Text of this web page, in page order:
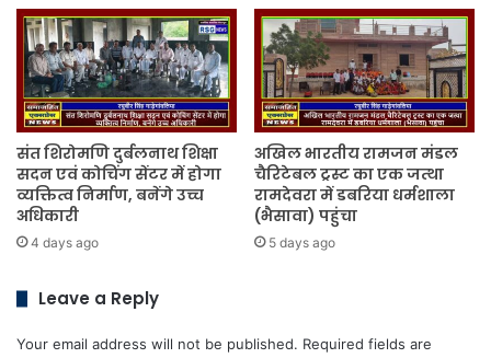
संत शिरोमणि दुर्बलनाथ शिक्षा
सदन एवं कोचिंग सेंटर में होगा
व्यक्तित्व निर्माण, बनेंगे उच्च
अधिकारी
4 days ago
अखिल भारतीय रामजन मंडल
चैरिटेबल ट्रस्ट का एक जत्था
रामदेवरा में डबरिया धर्मशाला
(भैसावा) पहुंचा
5 days ago
Leave a Reply
Your email address will not be published. Required fields are